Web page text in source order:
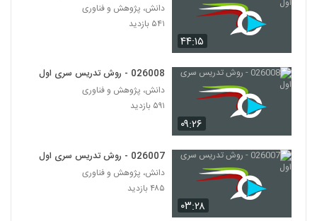
026018 - ارائه موثر (6)
۴۱۳ بازدید
026019 - ارائه موثر (7)
20
026020 - ارائه موثر (8)
۴۲۶ بازدید
026021 - ارائه موثر (9)
۴۷۹ بازدید
۴۴:۱۵
دانش، پژوهش و فناوری
۵۴۱ بازدید
۰۹:۲۶
026008 - روش تدریس سری اول
دانش، پژوهش و فناوری
۵۹۱ بازدید
۰۳:۲۸
026007 - روش تدریس سری اول
دانش، پژوهش و فناوری
۴۸۵ بازدید